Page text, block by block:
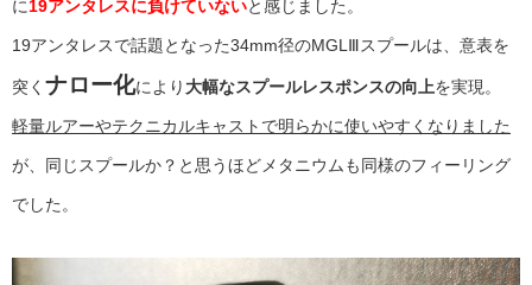
に19アンタレスに負けていないと感じました。
19アンタレスで話題となった34mm径のMGLⅢスプールは、意表を
突く ナロー化により 大幅なスプールレスポンスの向上を実現。
軽量ルアーやテクニカルキャストで明らかに使いやすくなりました
が、同じスプールか？と思うほどメタニウムも同様のフィーリング
でした。